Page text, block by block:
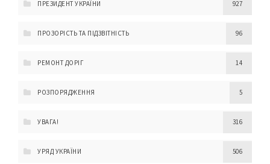
ПРЕЗИДЕНТ УКРАЇНИ 927
ПРОЗОРІСТЬ ТА ПІДЗВІТНІСТЬ 96
РЕМОНТ ДОРІГ 14
РОЗПОРЯДЖЕННЯ 5
УВАГА! 316
УРЯД УКРАЇНИ 506